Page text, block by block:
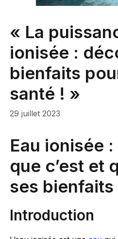
« La
ionisée :
bienfaits
santé ! »
29 juillet 2023
Eau ionisée :
que c’est et
ses bienfaits
Introduction